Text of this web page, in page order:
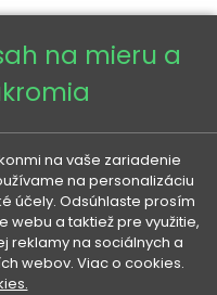


na mieru a
na vaše zariadenie
na personalizáciu
účely. Odsúhlaste prosím
webu a taktiež pre využitie,
reklamy na sociálnych a
webov. Viac o cookies.